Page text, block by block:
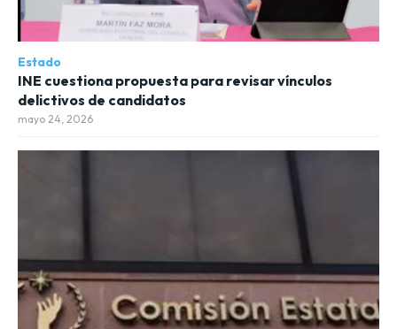
Estado
INE cuestiona propuesta para revisar vínculos
delictivos de candidatos
mayo 24, 2026